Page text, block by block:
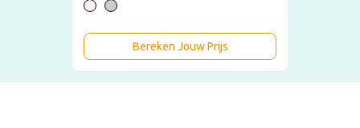
Bereken Jouw Prijs